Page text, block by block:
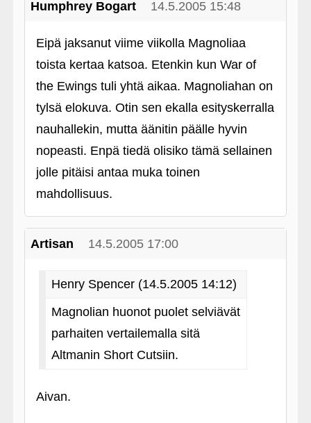
Humphrey Bogart 14.5.2005 15:48
Eipä jaksanut viime viikolla Magnoliaa
toista kertaa katsoa. Etenkin kun War of
the Ewings tuli yhtä aikaa. Magnoliahan on
tylsä elokuva. Otin sen ekalla esityskerralla
nauhallekin, mutta äänitin päälle hyvin
nopeasti. Enpä tiedä olisiko tämä sellainen
jolle pitäisi antaa muka toinen
mahdollisuus.
Artisan 14.5.2005 17:00
Henry Spencer (14.5.2005 14:12)
Magnolian huonot puolet selviävät
parhaiten vertailemalla sitä
Altmanin Short Cutsiin.
Aivan.